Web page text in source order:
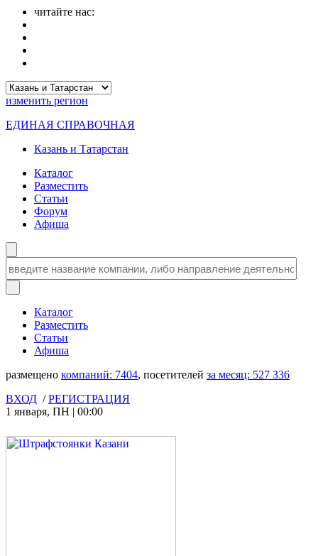
читайте нас:
изменить регион
ЕДИНАЯ СПРАВОЧНАЯ
Казань и Татарстан
Каталог
Разместить
Статьи
Форум
Афиша
Каталог
Разместить
Статьи
Афиша
размещено компаний: 7404, посетителей за месяц: 527 336
ВХОД /РЕГИСТРАЦИЯ
1 января, ПН | 00:00